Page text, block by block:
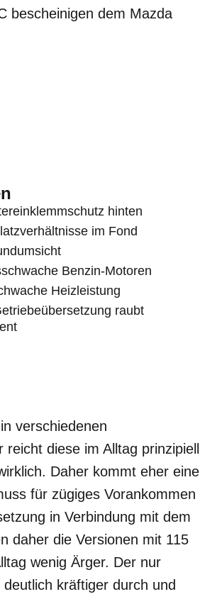
bescheinigen dem Mazda
hinten
im Fond
Benzin-Motoren
Heizleistung
raubt
verschiedenen
diese im Alltag prinzipiell
Daher kommt eher eine
für zügiges Vorankommen
in Verbindung mit dem
daher die Versionen mit 115
wenig Ärger. Der nur
kräftiger durch und